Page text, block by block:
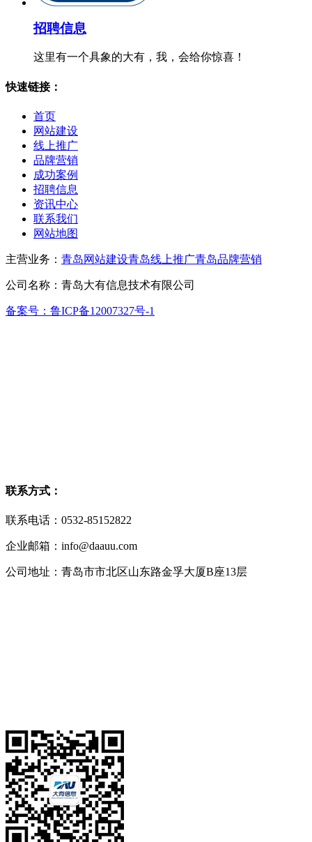
招聘信息
这里有一个具象的大有，我，会给你惊喜！
快速链接：
首页
网站建设
线上推广
品牌营销
成功案例
招聘信息
资讯中心
联系我们
网站地图
主营业务： 青岛网站建设青岛线上推广青岛品牌营销
公司名称：青岛大有信息技术有限公司
备案号：鲁ICP备12007327号-1
联系方式：
联系电话：0532-85152822
企业邮箱：info@daauu.com
公司地址：青岛市市北区山东路金孚大厦B座13层